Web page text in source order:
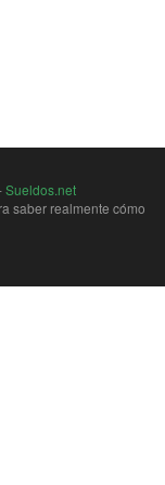
Sueldos.net
saber realmente cómo